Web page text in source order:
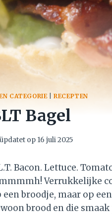
CATEGORIE|RECEPTEN
Bagel
op 16 juli 2025
Bacon. Lettuce.
Verrukkelijke
een broodje, maar op
brood en die